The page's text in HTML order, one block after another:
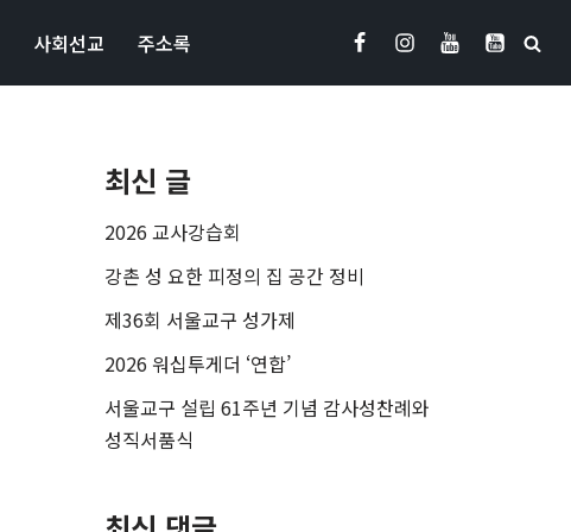
사회선교 주소록
최신 글
2026 교사강습회
강촌 성 요한 피정의 집 공간 정비
제36회 서울교구 성가제
2026 워십투게더 ‘연합’
서울교구 설립 61주년 기념 감사성찬례와
성직서품식